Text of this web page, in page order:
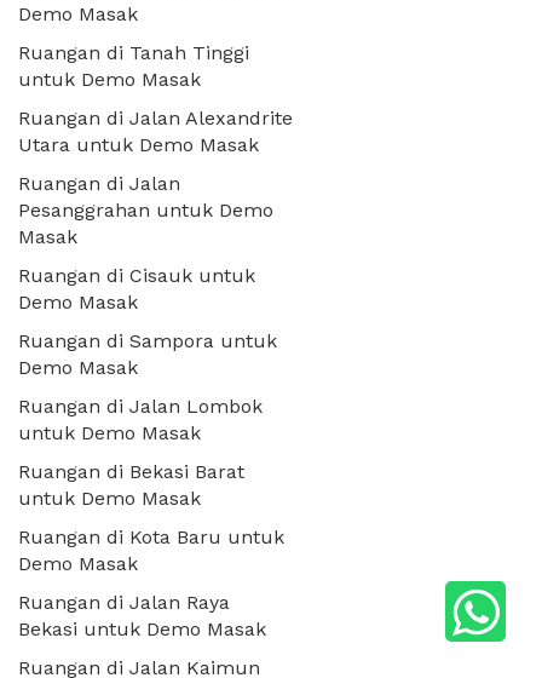
Demo Masak
Ruangan di Tanah Tinggi
untuk Demo Masak
Ruangan di Jalan Alexandrite
Utara untuk Demo Masak
Ruangan di Jalan
Pesanggrahan untuk Demo
Masak
Ruangan di Cisauk untuk
Demo Masak
Ruangan di Sampora untuk
Demo Masak
Ruangan di Jalan Lombok
untuk Demo Masak
Ruangan di Bekasi Barat
untuk Demo Masak
Ruangan di Kota Baru untuk
Demo Masak
Ruangan di Jalan Raya
Bekasi untuk Demo Masak
Ruangan di Jalan Kaimun